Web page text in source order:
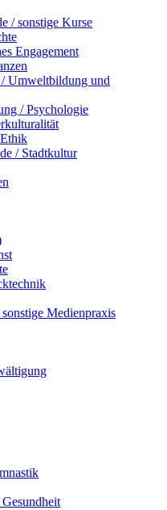
/ sonstige Kurse
Engagement
Umweltbildung und
/ Psychologie
/ Stadtkultur
Medienpraxis